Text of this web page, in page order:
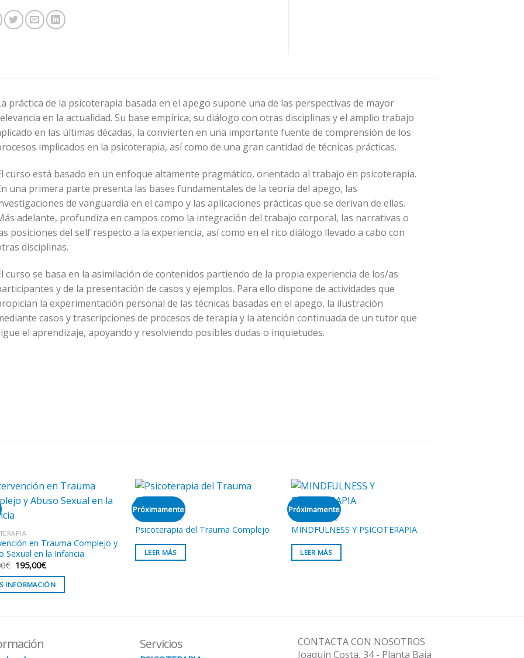
práctica de la psicoterapia basada en el apego supone una de las perspectivas de mayor
en la actualidad. Su base empírica, su diálogo con otras disciplinas y el amplio trabajo
en las últimas décadas, la convierten en una importante fuente de comprensión de los
implicados en la psicoterapia, así como de una gran cantidad de técnicas prácticas.
curso está basado en un enfoque altamente pragmático, orientado al trabajo en psicoterapia.
una primera parte presenta las bases fundamentales de la teoría del apego, las
de vanguardia en el campo y las aplicaciones prácticas que se derivan de ellas.
adelante, profundiza en campos como la integración del trabajo corporal, las narrativas o
posiciones del self respecto a la experiencia, así como en el rico diálogo llevado a cabo con
disciplinas.
curso se basa en la asimilación de contenidos partiendo de la propia experiencia de los/as
y de la presentación de casos y ejemplos. Para ello dispone de actividades que
la experimentación personal de las técnicas basadas en el apego, la ilustración
casos y trascripciones de procesos de terapia y la atención continuada de un tutor que
el aprendizaje, apoyando y resolviendo posibles dudas o inquietudes.
en Trauma Complejo y
Sexual en la Infancia
€ El
precio
original
era:
195,00€El
actual
es:
INFORMACIÓN
Próximamente
PSICOTERAPIA
Psicoterapia del Trauma Complejo
LEER MÁS
Próximamente
MINDFULNESS
MINDFULNESS Y PSICOTERAPIA.
LEER MÁS
Servicios
CONTACTA CON NOSOTROS
Joaquín Costa, 34 - Planta Baja